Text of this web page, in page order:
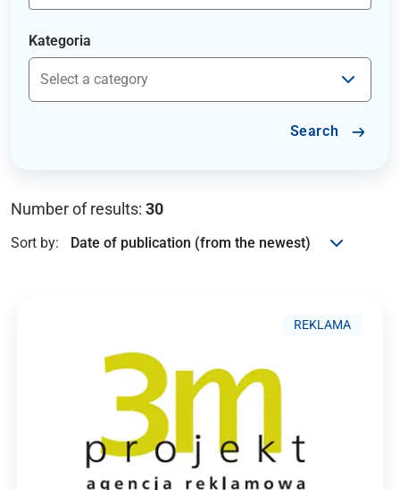
Kategoria
Search
Number of results: 30
Sort by:
REKLAMA